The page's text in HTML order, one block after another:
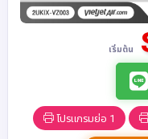
เริ่มต้น
โปรแกรมย่อ 1